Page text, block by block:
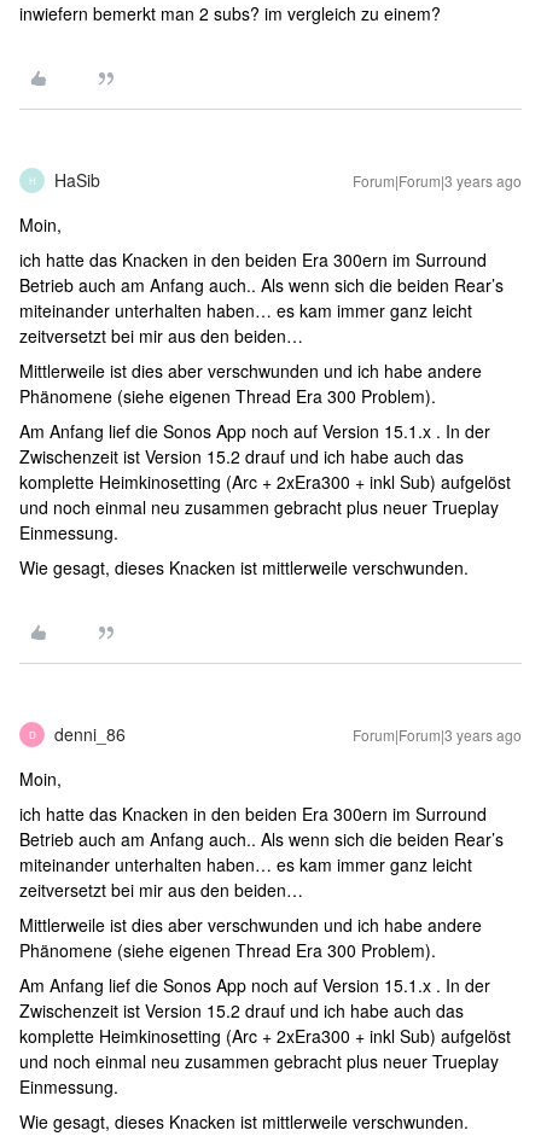
inwiefern bemerkt man 2 subs? im vergleich zu einem?
H HaSib Forum|Forum|3 years ago
Moin,
ich hatte das Knacken in den beiden Era 300ern im Surround
Betrieb auch am Anfang auch.. Als wenn sich die beiden Rear’s
miteinander unterhalten haben… es kam immer ganz leicht
zeitversetzt bei mir aus den beiden…
Mittlerweile ist dies aber verschwunden und ich habe andere
Phänomene (siehe eigenen Thread Era 300 Problem).
Am Anfang lief die Sonos App noch auf Version 15.1.x . In der
Zwischenzeit ist Version 15.2 drauf und ich habe auch das
komplette Heimkinosetting (Arc + 2xEra300 + inkl Sub) aufgelöst
und noch einmal neu zusammen gebracht plus neuer Trueplay
Einmessung.
Wie gesagt, dieses Knacken ist mittlerweile verschwunden.
D denni_86 Forum|Forum|3 years ago
Moin,
ich hatte das Knacken in den beiden Era 300ern im Surround
Betrieb auch am Anfang auch.. Als wenn sich die beiden Rear’s
miteinander unterhalten haben… es kam immer ganz leicht
zeitversetzt bei mir aus den beiden…
Mittlerweile ist dies aber verschwunden und ich habe andere
Phänomene (siehe eigenen Thread Era 300 Problem).
Am Anfang lief die Sonos App noch auf Version 15.1.x . In der
Zwischenzeit ist Version 15.2 drauf und ich habe auch das
komplette Heimkinosetting (Arc + 2xEra300 + inkl Sub) aufgelöst
und noch einmal neu zusammen gebracht plus neuer Trueplay
Einmessung.
Wie gesagt, dieses Knacken ist mittlerweile verschwunden.